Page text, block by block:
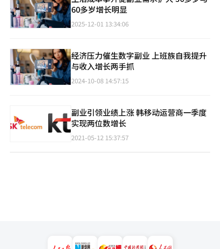
60多岁增长明显
2025-12-01 13:34:06
经济压力催生数字副业 上班族自我提升
与收入增长两手抓
2024-10-08 14:57:15
副业引领业绩上涨 韩移动运营商一季度
实现两位数增长
2021-05-12 15:37:57